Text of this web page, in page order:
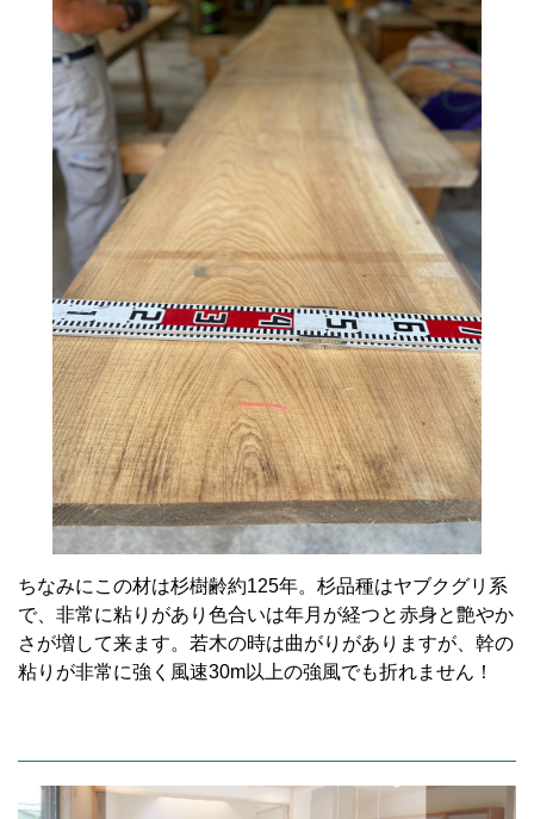
ちなみにこの材は杉樹齢約125年。杉品種はヤブクグリ系
で、非常に粘りがあり色合いは年月が経つと赤身と艶やか
さが増して来ます。若木の時は曲がりがありますが、幹の
粘りが非常に強く風速30m以上の強風でも折れません！